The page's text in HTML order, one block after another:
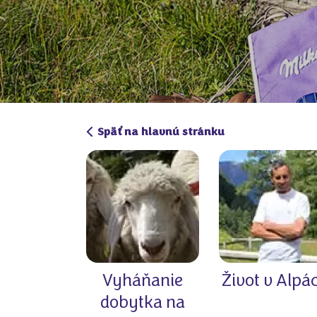
Vyháňanie
dobytka na
Život v
Späť na hlavnú stránku